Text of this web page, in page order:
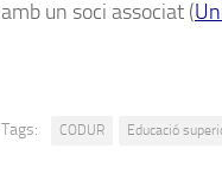
amb un soci associat (
Tags: CODUR Educació